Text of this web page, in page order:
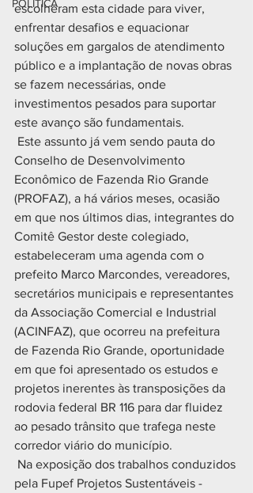
POLÍTICA
escolheram esta cidade para viver,
enfrentar desafios e equacionar
soluções em gargalos de atendimento
público e a implantação de novas obras
se fazem necessárias, onde
investimentos pesados para suportar
este avanço são fundamentais.
Conselho de Desenvolvimento
Econômico de Fazenda Rio Grande
(PROFAZ), a há vários meses, ocasião
em que nos últimos dias, integrantes do
Comitê Gestor deste colegiado,
estabeleceram uma agenda com o
prefeito Marco Marcondes, vereadores,
secretários municipais e representantes
da Associação Comercial e Industrial
(ACINFAZ), que ocorreu na prefeitura
de Fazenda Rio Grande, oportunidade
em que foi apresentado os estudos e
projetos inerentes às transposições da
rodovia federal BR 116 para dar fluidez
ao pesado trânsito que trafega neste
corredor viário do município.
pela Fupef Projetos Sustentáveis -